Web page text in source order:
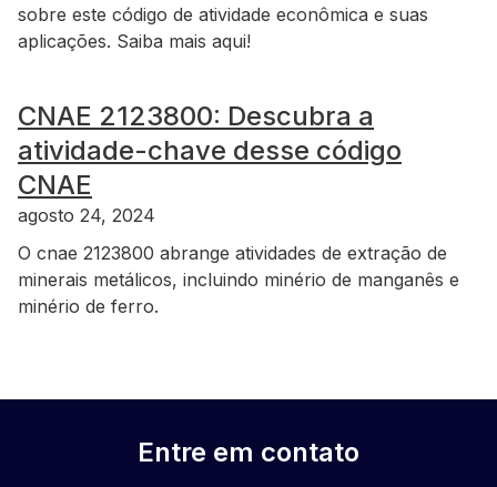
sobre este código de atividade econômica e suas
aplicações. Saiba mais aqui!
CNAE 2123800: Descubra a
atividade-chave desse código
CNAE
agosto 24, 2024
O cnae 2123800 abrange atividades de extração de
minerais metálicos, incluindo minério de manganês e
minério de ferro.
Entre em contato